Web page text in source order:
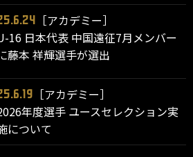
［アカデミー］
16 日本代表 中国遠征7月メンバー
藤本 祥輝選手が選出
［アカデミー］
年度選手 ユースセレクション実
について